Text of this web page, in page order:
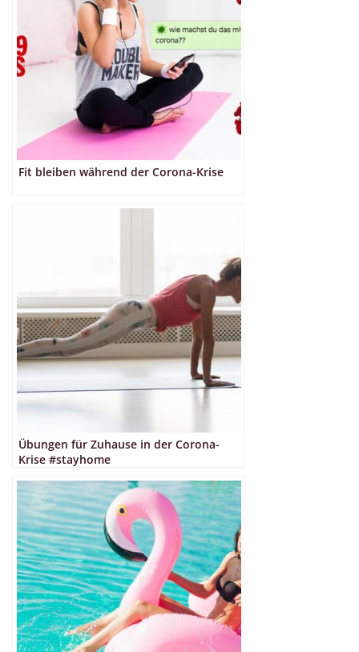
Fit bleiben während der Corona-Krise
Übungen für Zuhause in der Corona-
Krise #stayhome